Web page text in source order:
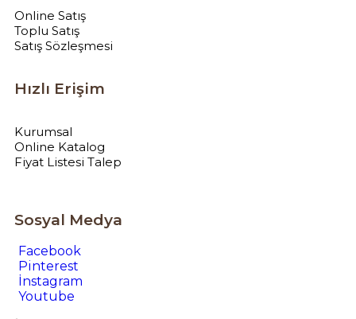
Online Satış
Toplu Satış
Satış Sözleşmesi
Hızlı Erişim
Kurumsal
Online Katalog
Fiyat Listesi Talep
Sosyal Medya
Facebook
Pinterest
İnstagram
Youtube